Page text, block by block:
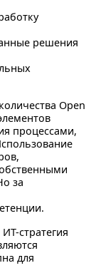
решения
Open
процессами,
за
стратегия
для